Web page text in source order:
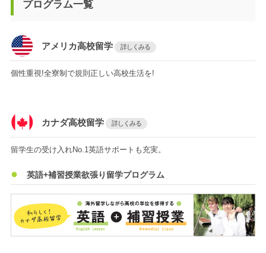
プログラム一覧
アメリカ高校留学 詳しくみる
個性重視!全寮制で規則正しい高校生活を!
カナダ高校留学 詳しくみる
留学生の受け入れNo.1英語サポートも充実。
英語+補習授業欲張り留学プログラム